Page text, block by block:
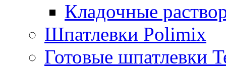
Кладочные
Шпатлевки Polimix
Готовые шпатлевки